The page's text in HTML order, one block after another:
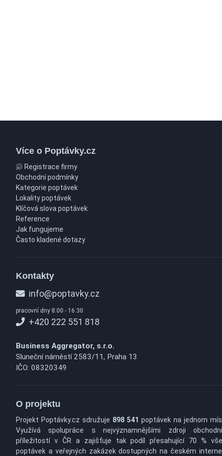
Více o Poptávky.cz
Registrace firmy
Obchodní podmínky
Kategorie poptávek
Lokality poptávek
Klíčová slova poptávek
Reference
Jak fungujeme
Často kladené dotazy
Kontakty
info@poptavky.cz
pracovní dny 8:00 - 16:30
+420 222 551 818
Business Aggregator, s.r.o.
Sluneční náměstí 2583/11, Praha 13
IČO: 08320349
O projektu
Projekt Poptávky.cz sdružuje 898 541 poptávek na jednom
Využívá spolupráce s nejvýznamnějšími zdroji
příležitostí v ČR a zajišťuje tak podíl přesahující 70 %
poptávek a veřejných zakázek dostupných na českém